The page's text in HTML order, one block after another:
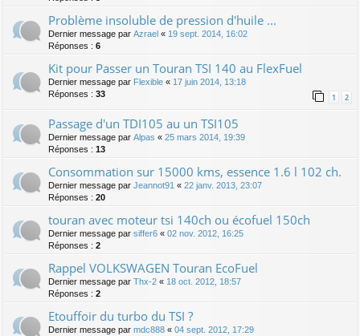
Problème insoluble de pression d'huile ...
Dernier message par Azrael « 19 sept. 2014, 16:02
Réponses : 6
Kit pour Passer un Touran TSI 140 au FlexFuel
Dernier message par Flexible « 17 juin 2014, 13:18
Réponses : 33 1 2
Passage d'un TDI105 au un TSI105
Dernier message par Alpas « 25 mars 2014, 19:39
Réponses : 13
Consommation sur 15000 kms, essence 1.6 l 102 ch.
Dernier message par Jeannot91 « 22 janv. 2013, 23:07
Réponses : 20
touran avec moteur tsi 140ch ou écofuel 150ch
Dernier message par siffer6 « 02 nov. 2012, 16:25
Réponses : 2
Rappel VOLKSWAGEN Touran EcoFuel
Dernier message par Thx-2 « 18 oct. 2012, 18:57
Réponses : 2
Etouffoir du turbo du TSI ?
Dernier message par mdc888 « 04 sept. 2012, 17:29